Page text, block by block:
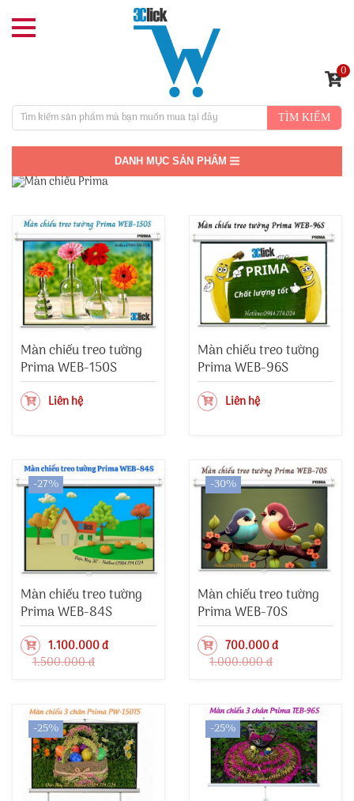
TÌM KIẾM
0
DANH MỤC SẢN PHẨM
Màn chiếu treo tường
Prima WEB-150S
Liên hệ
Màn chiếu treo tường
Prima WEB-96S
Liên hệ
-27%
Màn chiếu treo tường
Prima WEB-84S
1.100.000 đ
1.500.000 đ
-30%
Màn chiếu treo tường
Prima WEB-70S
700.000 đ
1.000.000 đ
-25% -25%